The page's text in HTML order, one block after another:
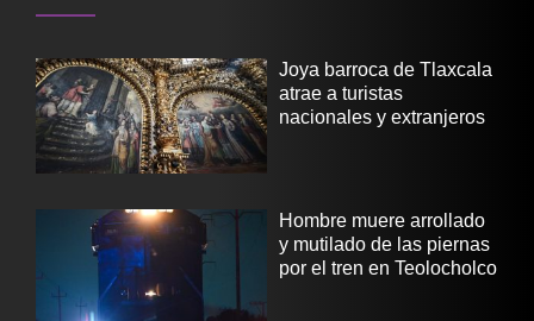
Joya barroca de Tlaxcala
atrae a turistas
nacionales y extranjeros
Hombre muere arrollado
y mutilado de las piernas
por el tren en Teolocholco